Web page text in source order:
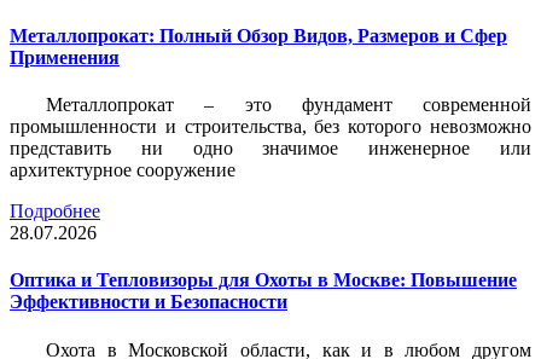
Металлопрокат: Полный Обзор Видов, Размеров и Сфер
Применения
Металлопрокат – это фундамент современной
промышленности и строительства, без которого невозможно
представить ни одно значимое инженерное или
архитектурное сооружение
Подробнее
28.07.2026
Оптика и Тепловизоры для Охоты в Москве: Повышение
Эффективности и Безопасности
Охота в Московской области, как и в любом другом